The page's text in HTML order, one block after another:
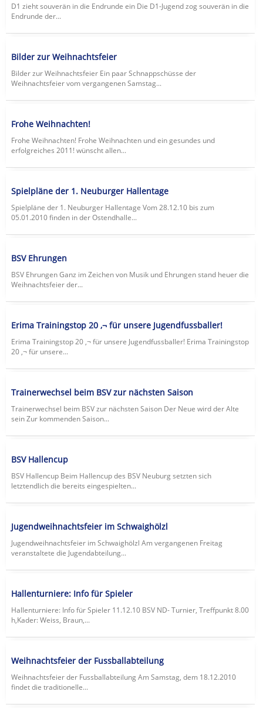
D1 zieht souverän in die Endrunde ein Die D1-Jugend zog souverän in die
Endrunde der...
Bilder zur Weihnachtsfeier
Bilder zur Weihnachtsfeier Ein paar Schnappschüsse der
Weihnachtsfeier vom vergangenen Samstag...
Frohe Weihnachten!
Frohe Weihnachten! Frohe Weihnachten und ein gesundes und
erfolgreiches 2011! wünscht allen...
Spielpläne der 1. Neuburger Hallentage
Spielpläne der 1. Neuburger Hallentage Vom 28.12.10 bis zum
05.01.2010 finden in der Ostendhalle...
BSV Ehrungen
BSV Ehrungen Ganz im Zeichen von Musik und Ehrungen stand heuer die
Weihnachtsfeier der...
Erima Trainingstop 20 ‚¬ für unsere Jugendfussballer!
Erima Trainingstop 20 ‚¬ für unsere Jugendfussballer! Erima Trainingstop
20 ‚¬ für unsere...
Trainerwechsel beim BSV zur nächsten Saison
Trainerwechsel beim BSV zur nächsten Saison Der Neue wird der Alte
sein Zur kommenden Saison...
BSV Hallencup
BSV Hallencup Beim Hallencup des BSV Neuburg setzten sich
letztendlich die bereits eingespielten...
Jugendweihnachtsfeier im Schwaighölzl
Jugendweihnachtsfeier im Schwaighölzl Am vergangenen Freitag
veranstaltete die Jugendabteilung...
Hallenturniere: Info für Spieler
Hallenturniere: Info für Spieler 11.12.10 BSV ND- Turnier, Treffpunkt 8.00
h,Kader: Weiss, Braun,...
Weihnachtsfeier der Fussballabteilung
Weihnachtsfeier der Fussballabteilung Am Samstag, dem 18.12.2010
findet die traditionelle...